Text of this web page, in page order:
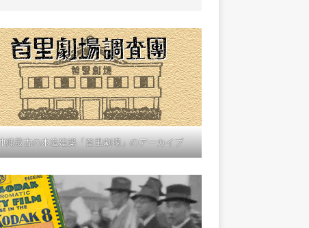
縄最古の木造建築「首里劇場」のアーカイブ